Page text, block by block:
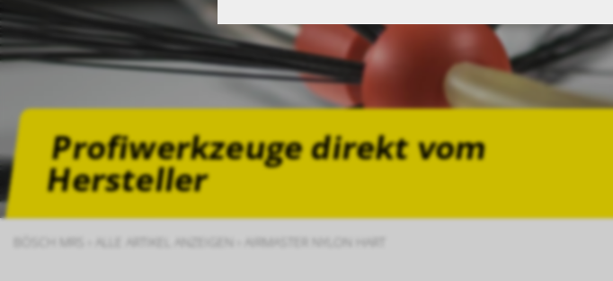
Profiwerkzeuge direkt vom
Hersteller
BÖSCH MRS ALLE ARTIKEL ANZEIGEN AIRMASTER NYLON HART